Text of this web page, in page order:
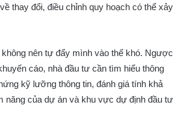
thay đổi, điều chỉnh quy hoạch có thể xảy
nên tự đẩy mình vào thế khó. Ngược
cáo, nhà đầu tư cần tìm hiểu thông
kỹ lưỡng thông tin, đánh giá tính khả
năng của dự án và khu vực dự định đầu tư